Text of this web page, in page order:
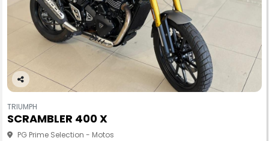
Co
pa
rtil
he
TRIUMPH
SCRAMBLER 400 X
PG Prime Selection - Motos